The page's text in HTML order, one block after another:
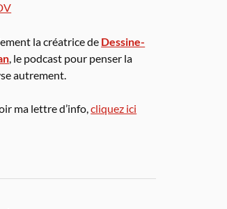
la créatrice de Dessine-
, le podcast pour penser la
autrement.
ma lettre d’info,cliquez ici